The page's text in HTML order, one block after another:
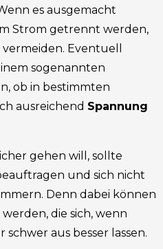
es ausgemacht
Strom getrennt werden,
Eventuell
sogenannten
ob in bestimmten
ausreichend Spannung
gehen will, sollte
und sich nicht
Denn dabei können
die sich, wenn
aus besser lassen.